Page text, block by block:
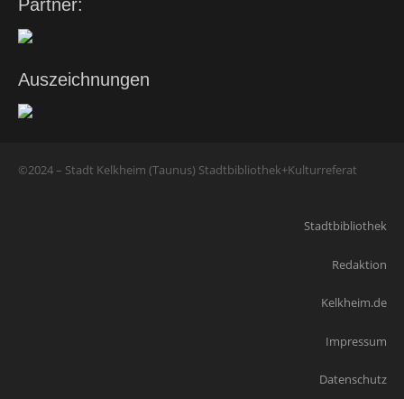
Partner:
Auszeichnungen
©2024 – Stadt Kelkheim (Taunus) Stadtbibliothek+Kulturreferat
Stadtbibliothek
Redaktion
Kelkheim.de
Impressum
Datenschutz